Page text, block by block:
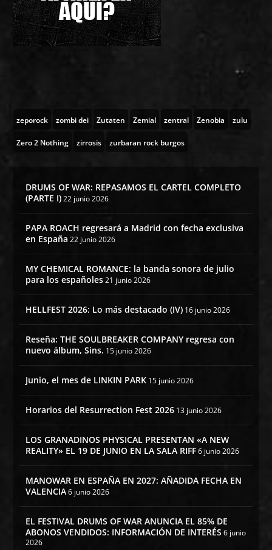
zeporock zombi dei Zutaten Zemial zentral Zenobia zulu
Zero 2 Nothing zirrosis zurbaran rock burgos
DRUMS OF WAR: REPASAMOS EL CARTEL COMPLETO
(PARTE I) 22 junio 2026
PAPA ROACH regresará a Madrid con fecha exclusiva
en España 22 junio 2026
MY CHEMICAL ROMANCE: la banda sonora de julio
para los españoles 21 junio 2026
HELLFEST 2026: Lo más destacado (IV) 16 junio 2026
Reseña: THE SOULBREAKER COMPANY regresa con
nuevo álbum, Sins. 15 junio 2026
Junio, el mes de LINKIN PARK 15 junio 2026
Horarios del Resurrection Fest 2026 13 junio 2026
LOS GRANADINOS PHYSICAL PRESENTAN «A NEW
REALITY» EL 19 DE JUNIO EN LA SALA RIFF 6 junio 2026
MANOWAR EN ESPAÑA EN 2027: AÑADIDA FECHA EN
VALENCIA 6 junio 2026
EL FESTIVAL DRUMS OF WAR ANUNCIA EL 85% DE
ABONOS VENDIDOS: INFORMACIÓN DE INTERÉS 6 junio
2026